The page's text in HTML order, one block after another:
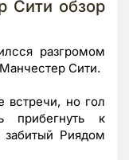
Сити обзор
разгромом
Сити.
встречи, но гол
прибегнуть к
Риядом